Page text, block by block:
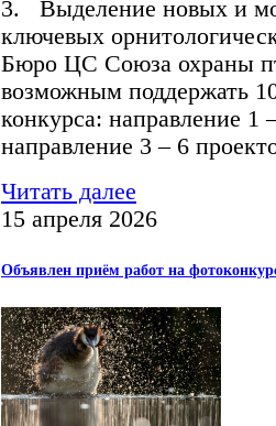
3. Выделение новых и
ключевых
Бюро ЦС Союза охраны
возможным поддержать
конкурса: направление 1
направление 3 – 6
Читать далее
15 апреля 2026
Объявлен приём работ на